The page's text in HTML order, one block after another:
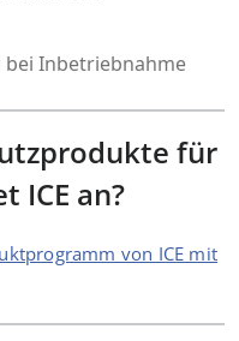
Inbetriebnahme
für
ICE an?
von ICE mit